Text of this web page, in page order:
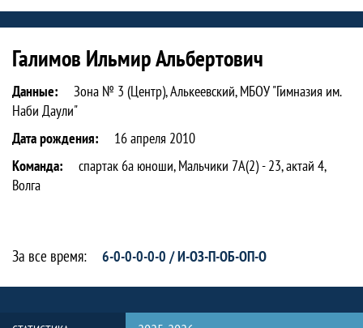
Статистика игрока Галимов Ильмир
Галимов Ильмир Альбертович
Данные:
Зона № 3 (Центр), Алькеевский, МБОУ "Гимназия им.
Наби Даули"
Дата рождения:
16 апреля 2010
Команда:
спартак 6а юноши, Мальчики 7А(2) - 23, актай 4,
Волга
За все время: 6-0-0-0-0-0 / И-ОЗ-П-ОБ-ОП-О